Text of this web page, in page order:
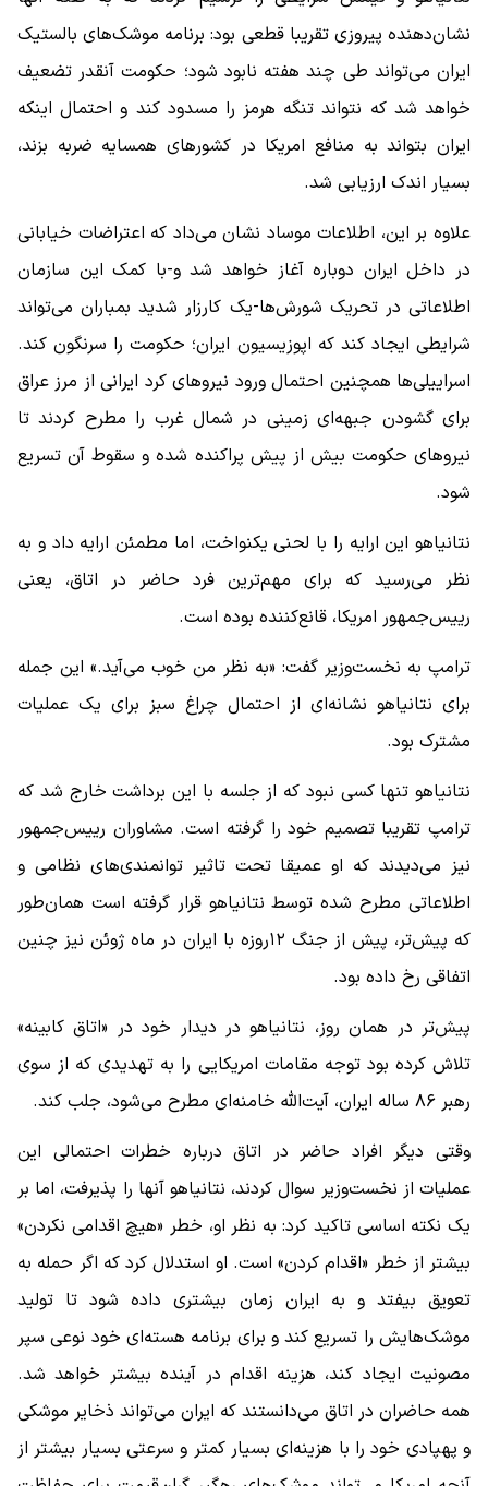
نشان‌دهنده پیروزی تقریبا قطعی بود: برنامه موشک‌های بالستیک
ایران می‌تواند طی چند هفته نابود شود؛ حکومت آنقدر تضعیف
خواهد شد که نتواند تنگه هرمز را مسدود کند و احتمال اینکه
ایران بتواند به منافع امریکا در کشورهای همسایه ضربه بزند،
بسیار اندک ارزیابی شد.
علاوه بر این، اطلاعات موساد نشان می‌داد که اعتراضات خیابانی
در داخل ایران دوباره آغاز خواهد شد و-با کمک این سازمان
اطلاعاتی در تحریک شورش‌ها-یک کارزار شدید بمباران می‌تواند
شرایطی ایجاد کند که اپوزیسیون ایران؛ حکومت را سرنگون کند.
اسراییلی‌ها همچنین احتمال ورود نیروهای کرد ایرانی از مرز عراق
برای گشودن جبهه‌ای زمینی در شمال‌ غرب را مطرح کردند تا
نیروهای حکومت بیش از پیش پراکنده شده و سقوط آن تسریع
شود.
نتانیاهو این ارایه را با لحنی یکنواخت، اما مطمئن ارایه داد و به
نظر می‌رسید که برای مهم‌ترین فرد حاضر در اتاق، یعنی
رییس‌جمهور امریکا، قانع‌کننده بوده است.
ترامپ به نخست‌وزیر گفت: «به نظر من خوب می‌آید.» این جمله
برای نتانیاهو نشانه‌ای از احتمال چراغ سبز برای یک عملیات
مشترک بود.
نتانیاهو تنها کسی نبود که از جلسه با این برداشت خارج شد که
ترامپ تقریبا تصمیم خود را گرفته است. مشاوران رییس‌جمهور
نیز می‌دیدند که او عمیقا تحت تاثیر توانمندی‌های نظامی و
اطلاعاتی مطرح ‌شده توسط نتانیاهو قرار گرفته است همان‌طور
که پیش‌تر، پیش از جنگ ۱۲روزه با ایران در ماه ژوئن نیز چنین
اتفاقی رخ داده بود.
پیش‌تر در همان روز، نتانیاهو در دیدار خود در «اتاق کابینه»
تلاش کرده بود توجه مقامات امریکایی را به تهدیدی که از سوی
رهبر ۸۶ ساله ایران، آیت‌الله خامنه‌ای مطرح می‌شود، جلب کند.
وقتی دیگر افراد حاضر در اتاق درباره خطرات احتمالی این
عملیات از نخست‌وزیر سوال کردند، نتانیاهو آنها را پذیرفت، اما بر
یک نکته اساسی تاکید کرد: به‌ نظر او، خطر «هیچ اقدامی نکردن»
بیشتر از خطر «اقدام کردن» است. او استدلال کرد که اگر حمله به
تعویق بیفتد و به ایران زمان بیشتری داده شود تا تولید
موشک‌هایش را تسریع کند و برای برنامه هسته‌ای خود نوعی سپر
مصونیت ایجاد کند، هزینه اقدام در آینده بیشتر خواهد شد.
همه حاضران در اتاق می‌دانستند که ایران می‌تواند ذخایر موشکی
و پهپادی خود را با هزینه‌ای بسیار کمتر و سرعتی بسیار بیشتر از